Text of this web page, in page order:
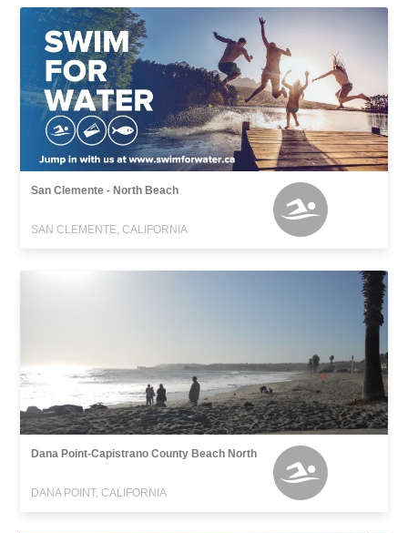
San Clemente - North Beach
SAN CLEMENTE, CALIFORNIA
Dana Point-Capistrano County Beach North
DANA POINT, CALIFORNIA